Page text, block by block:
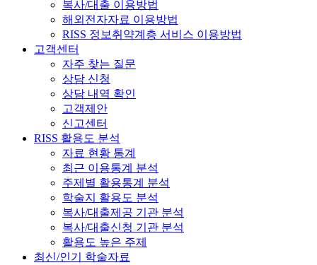
복사/대출 이용방법
해외전자자료 이용방법
RISS 정보취약계층 서비스 이용방법
고객센터
자주 찾는 질문
상담 신청
상담 내역 확인
고객제안
신고센터
RISS 활용도 분석
자료 현황 통계
최근 이용통계 분석
주제별 활용통계 분석
학술지 활용도 분석
복사/대출제공 기관 분석
복사/대출신청 기관 분석
활용도 높은 주제
최신/인기 학술자료